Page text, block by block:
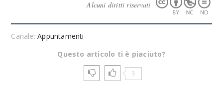
Alcuni diritti riservati
Canale:Appuntamenti
Questo articolo ti è piaciuto?
3